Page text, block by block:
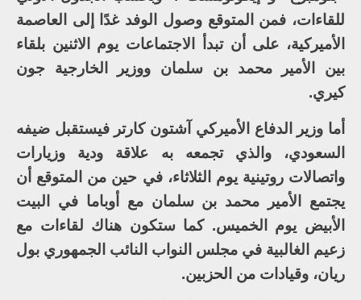
للقاءات، فمن المتوقع وصول الوفد غدًا إلى العاصمة
الأميركية، على أن تبدأ الاجتماعات يوم الاثنين بلقاء
بين الأمير محمد بن سلمان ووزير الخارجية جون
كيري.
أما وزير الدفاع الأميركي آشتون كارتر فيستقبل ضيفه
السعودي، والذي تجمعه به علاقة ودية وزيارات
واتصالات روتينية يوم الثلاثاء، في حين من المتوقع أن
يجتمع الأمير محمد بن سلمان مع أوباما في البيت
الأبيض يوم الخميس. كما ستكون هناك لقاءات مع
زعيم الغالبية في مجلس النواب النائب الجمهوري بول
ريان، وقيادات من الحزبين.